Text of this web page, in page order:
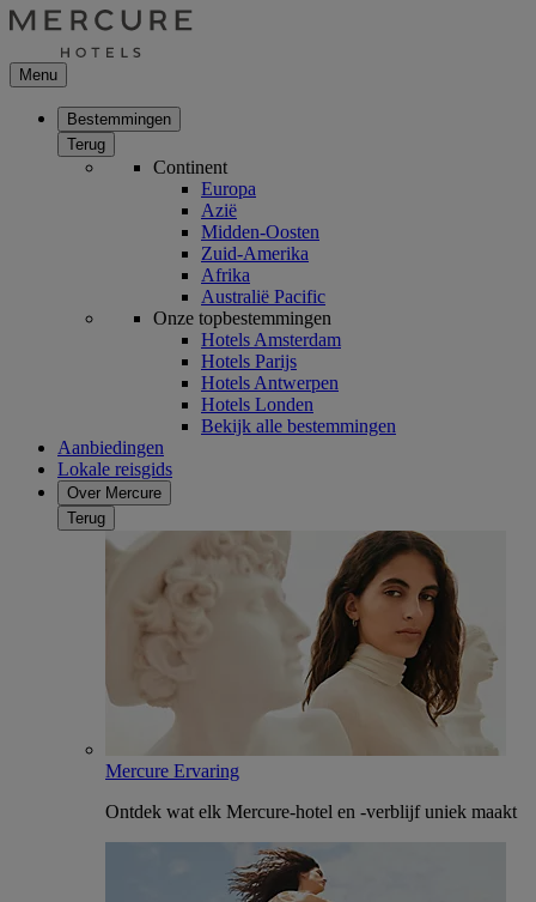
Menu
Bestemmingen
Terug
Continent
Europa
Azië
Midden-Oosten
Zuid-Amerika
Afrika
Australië Pacific
Onze topbestemmingen
Hotels Amsterdam
Hotels Parijs
Hotels Antwerpen
Hotels Londen
Bekijk alle bestemmingen
Aanbiedingen
Lokale reisgids
Over Mercure
Terug
Mercure Ervaring
Ontdek wat elk Mercure-hotel en -verblijf uniek maakt